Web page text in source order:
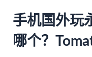
手机国外玩
哪个？